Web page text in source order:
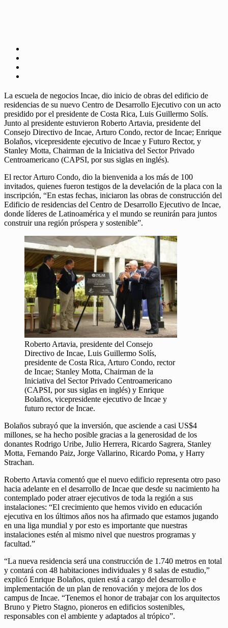
La escuela de negocios Incae, dio inicio de obras del edificio de
residencias de su nuevo Centro de Desarrollo Ejecutivo con un acto
presidido por el presidente de Costa Rica, Luis Guillermo Solís.
Junto al presidente estuvieron Roberto Artavia, presidente del
Consejo Directivo de Incae, Arturo Condo, rector de Incae; Enrique
Bolaños, vicepresidente ejecutivo de Incae y Futuro Rector, y
Stanley Motta, Chairman de la Iniciativa del Sector Privado
Centroamericano (CAPSI, por sus siglas en inglés).
El rector Arturo Condo, dio la bienvenida a los más de 100
invitados, quienes fueron testigos de la develación de la placa con la
inscripción, “En estas fechas, iniciaron las obras de construcción del
Edificio de residencias del Centro de Desarrollo Ejecutivo de Incae,
donde líderes de Latinoamérica y el mundo se reunirán para juntos
construir una región próspera y sostenible”.
Roberto Artavia, presidente del Consejo
Directivo de Incae, Luis Guillermo Solís,
presidente de Costa Rica, Arturo Condo, rector
de Incae; Stanley Motta, Chairman de la
Iniciativa del Sector Privado Centroamericano
(CAPSI, por sus siglas en inglés) y Enrique
Bolaños, vicepresidente ejecutivo de Incae y
futuro rector de Incae.
Bolaños subrayó que la inversión, que asciende a casi US$4
millones, se ha hecho posible gracias a la generosidad de los
donantes Rodrigo Uribe, Julio Herrera, Ricardo Sagrera, Stanley
Motta, Fernando Paiz, Jorge Vallarino, Ricardo Poma, y Harry
Strachan.
Roberto Artavia comentó que el nuevo edificio representa otro paso
hacia adelante en el desarrollo de Incae que desde su nacimiento ha
contemplado poder atraer ejecutivos de toda la región a sus
instalaciones: “El crecimiento que hemos vivido en educación
ejecutiva en los últimos años nos ha afirmado que estamos jugando
en una liga mundial y por esto es importante que nuestras
instalaciones estén al mismo nivel que nuestros programas y
facultad.”
“La nueva residencia será una construcción de 1.740 metros en total
y contará con 48 habitaciones individuales y 8 salas de estudio,”
explicó Enrique Bolaños, quien está a cargo del desarrollo e
implementación de un plan de renovación y mejora de los dos
campus de Incae. “Tenemos el honor de trabajar con los arquitectos
Bruno y Pietro Stagno, pioneros en edificios sostenibles,
responsables con el ambiente y adaptados al trópico”.